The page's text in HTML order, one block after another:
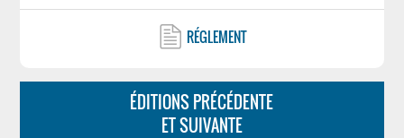
RÉGLEMENT
ÉDITIONS PRÉCÉDENTE
ET SUIVANTE